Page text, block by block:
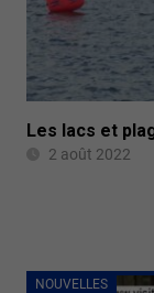
Les lacs et
2 août 2022
NOUVELLES